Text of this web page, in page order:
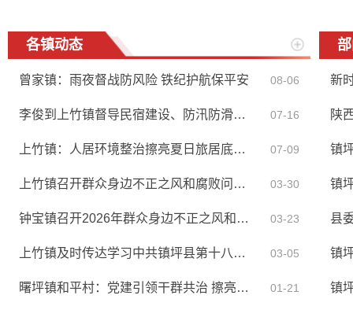
各镇动态
08-06
曾家镇：雨夜督战防风险 铁纪护航保平安
07-16
李俊到上竹镇督导民宿建设、防汛防滑及...
07-09
上竹镇：人居环境整治擦亮夏日旅居底色 ...
03-30
上竹镇召开群众身边不正之风和腐败问题...
03-23
钟宝镇召开2026年群众身边不正之风和腐...
03-05
上竹镇及时传达学习中共镇坪县第十八届...
01-21
曙坪镇和平村：党建引领干群共治 擦亮美...
新
县
镇